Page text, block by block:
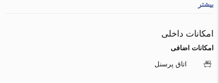
بیشتر
امکانات داخلی
امکانات اضافی
اتاق پرسنل